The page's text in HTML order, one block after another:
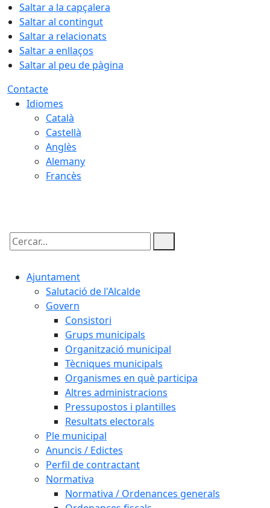
Saltar a la capçalera
Saltar al contingut
Saltar a relacionats
Saltar a enllaços
Saltar al peu de pàgina
Contacte
Idiomes
Català
Castellà
Anglès
Alemany
Francès
Cercar:
Ajuntament
Salutació de l'Alcalde
Govern
Consistori
Grups municipals
Organització municipal
Tècniques municipals
Organismes en què participa
Altres administracions
Pressupostos i plantilles
Resultats electorals
Ple municipal
Anuncis / Edictes
Perfil de contractant
Normativa
Normativa / Ordenances generals